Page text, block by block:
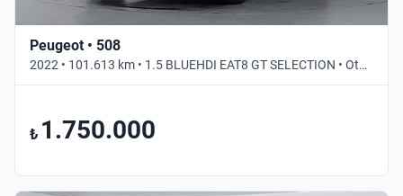
Peugeot • 508
2022 • 101.613 km • 1.5 BLUEHDI EAT8 GT SELECTION • Otomatik
₺ 1.750.000